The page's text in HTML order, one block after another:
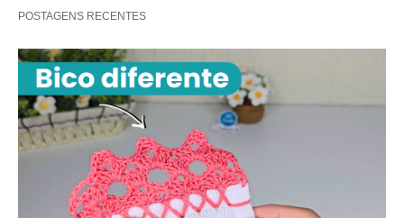
POSTAGENS RECENTES